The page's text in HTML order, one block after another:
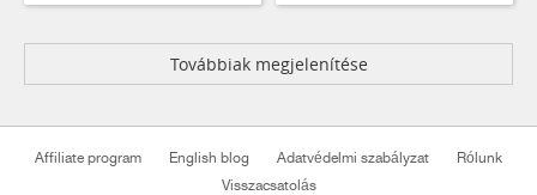
Továbbiak megjelenítése
Affiliate program English blog Adatvédelmi szabályzat
Rólunk
Visszacsatolás